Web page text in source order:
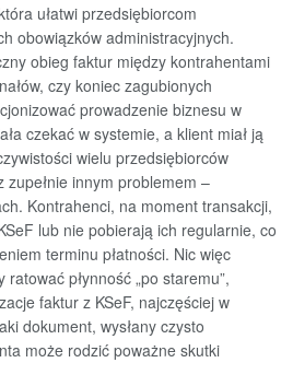
ułatwi przedsiębiorcom
obowiązków administracyjnych.
obieg faktur między kontrahentami
czy koniec zagubionych
prowadzenie biznesu w
czekać w systemie, a klient miał ją
wielu przedsiębiorców
zupełnie innym problemem –
Kontrahenci, na moment transakcji,
lub nie pobierają ich regularnie, co
terminu płatności. Nic więc
płynność „po staremu”,
faktur z KSeF, najczęściej w
dokument, wysłany czysto
może rodzić poważne skutki